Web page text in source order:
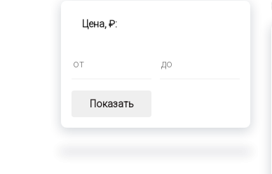
Цена, ₽:
Показать